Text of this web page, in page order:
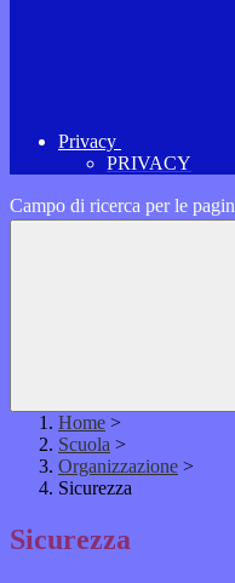
Privacy
PRIVACY
Campo di ricerca per le
Home >
Scuola >
Organizzazione >
Sicurezza
Sicurezza